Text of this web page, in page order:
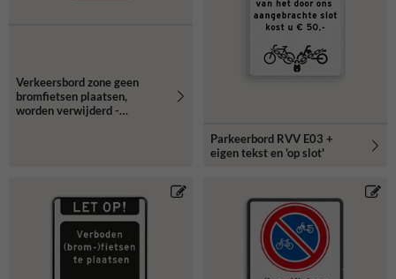
Verkeersbord zone geen
bromfietsen plaatsen,
worden verwijderd -
Parkeerbord RVV E03 +
eigen tekst en 'op slot'